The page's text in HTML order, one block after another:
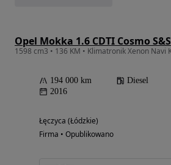
Opel Mokka 1.6 CDTI Cosmo S&S
194 000 km Diesel
2016
Łęczyca (Łódzkie)
Firma • Opublikowano